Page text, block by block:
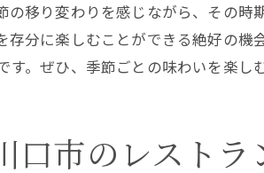
移り変わりを感じながら、その時
分に楽しむことができる絶好の機
。ぜひ、季節ごとの味わいを楽し
口市のレストラ